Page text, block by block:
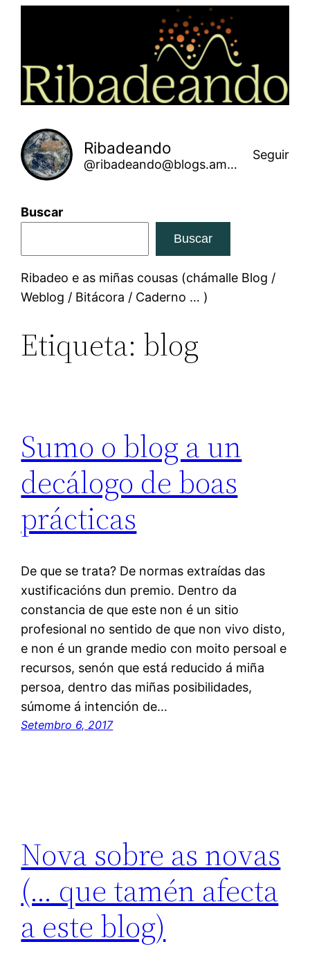
Ribadeando
@ribadeando@blogs.amarinha.gal
Seguir
Buscar
Buscar
Ribadeo e as miñas cousas (chámalle Blog /
Weblog / Bitácora / Caderno … )
Etiqueta: blog
Sumo o blog a un
decálogo de boas
prácticas
De que se trata? De normas extraídas das
xustificacións dun premio. Dentro da
constancia de que este non é un sitio
profesional no sentido de que non vivo disto,
e non é un grande medio con moito persoal e
recursos, senón que está reducido á miña
persoa, dentro das miñas posibilidades,
súmome á intención de…
Setembro 6, 2017
Nova sobre as novas
(… que tamén afecta
a este blog)